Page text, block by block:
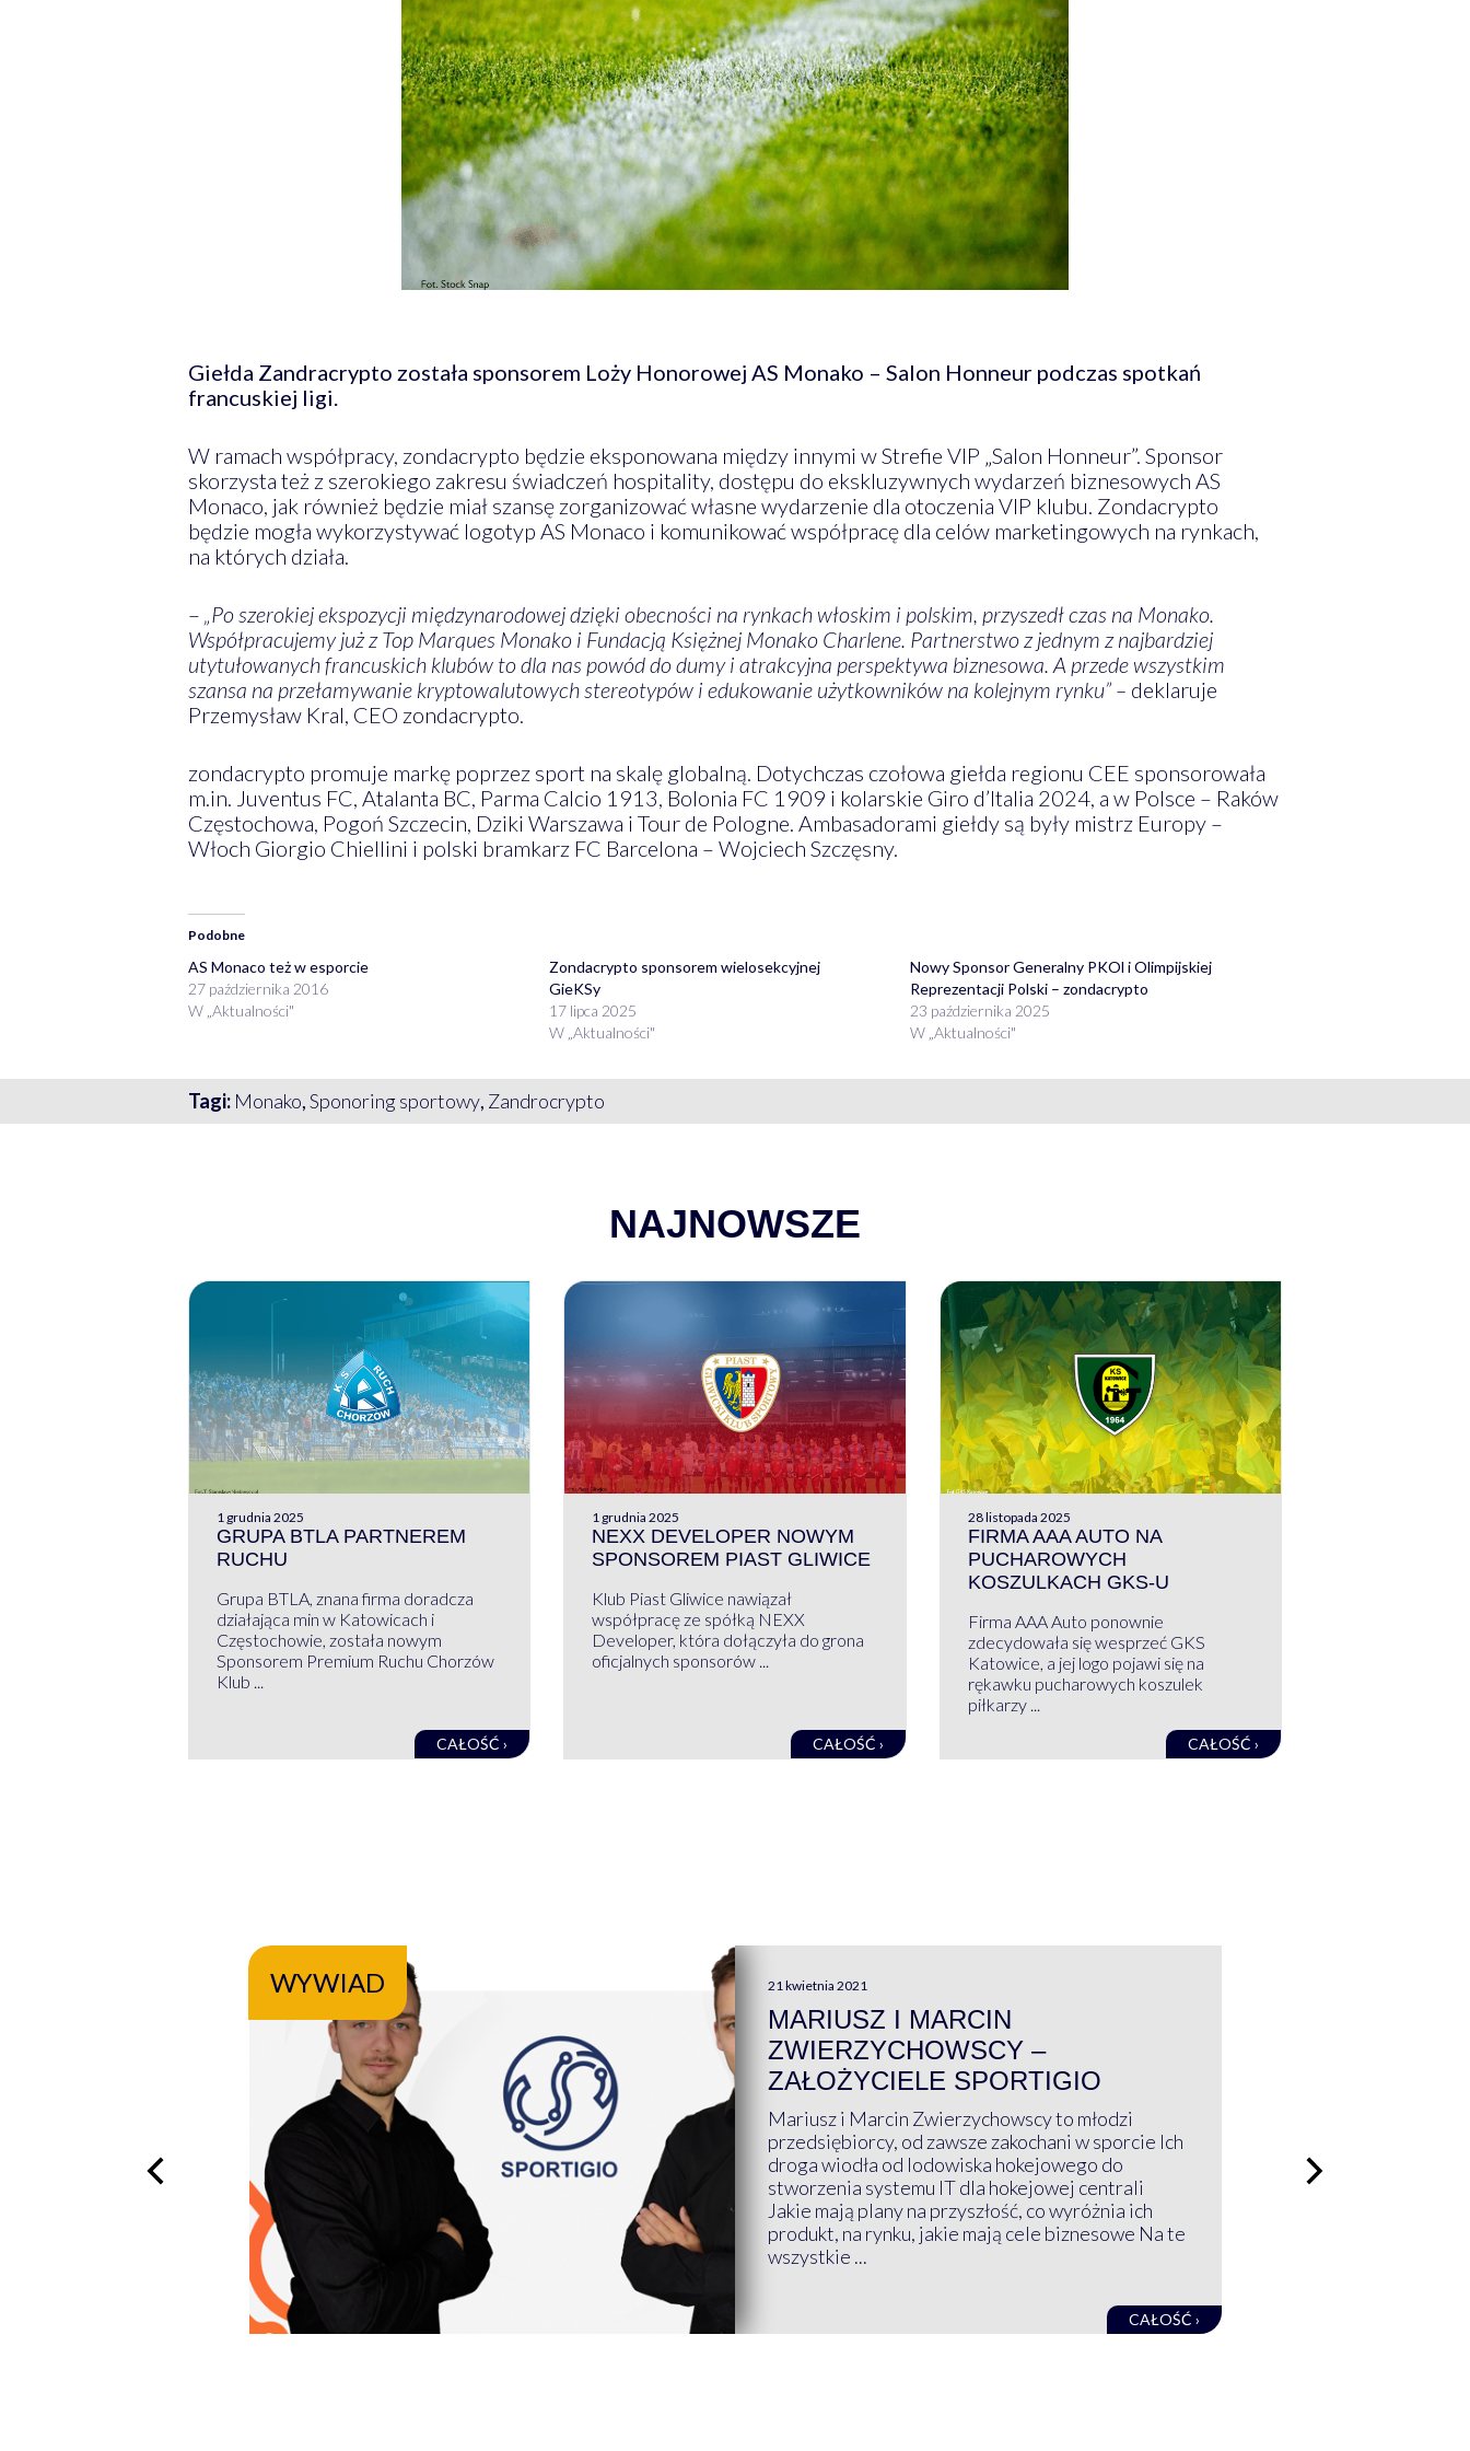
Giełda Zandracrypto została sponsorem Loży Honorowej AS Monako – Salon Honneur podczas spotkań
francuskiej ligi.
W ramach współpracy, zondacrypto będzie eksponowana między innymi w Strefie VIP „Salon Honneur”. Sponsor
skorzysta też z szerokiego zakresu świadczeń hospitality, dostępu do ekskluzywnych wydarzeń biznesowych AS
Monaco, jak również będzie miał szansę zorganizować własne wydarzenie dla otoczenia VIP klubu. Zondacrypto
będzie mogła wykorzystywać logotyp AS Monaco i komunikować współpracę dla celów marketingowych na rynkach,
na których działa.
– „Po szerokiej ekspozycji międzynarodowej dzięki obecności na rynkach włoskim i polskim, przyszedł czas na Monako.
Współpracujemy już z Top Marques Monako i Fundacją Księżnej Monako Charlene. Partnerstwo z jednym z najbardziej
utytułowanych francuskich klubów to dla nas powód do dumy i atrakcyjna perspektywa biznesowa. A przede wszystkim
szansa na przełamywanie kryptowalutowych stereotypów i edukowanie użytkowników na kolejnym rynku” – deklaruje
Przemysław Kral, CEO zondacrypto.
zondacrypto promuje markę poprzez sport na skalę globalną. Dotychczas czołowa giełda regionu CEE sponsorowała
m.in. Juventus FC, Atalanta BC, Parma Calcio 1913, Bolonia FC 1909 i kolarskie Giro d’Italia 2024, a w Polsce – Raków
Częstochowa, Pogoń Szczecin, Dziki Warszawa i Tour de Pologne. Ambasadorami giełdy są były mistrz Europy –
Włoch Giorgio Chiellini i polski bramkarz FC Barcelona – Wojciech Szczęsny.
Podobne
AS Monaco też w esporcie
27 października 2016
W „Aktualności"
Zondacrypto sponsorem wielosekcyjnej
GieKSy
17 lipca 2025
W „Aktualności"
Nowy Sponsor Generalny PKOl i Olimpijskiej
Reprezentacji Polski – zondacrypto
23 października 2025
W „Aktualności"
Tagi: Monako,Sponoring sportowy, Zandrocrypto
NAJNOWSZE
1 grudnia 2025
GRUPA BTLA PARTNEREM
RUCHU
Grupa BTLA, znana firma doradcza
działająca min w Katowicach i
Częstochowie, została nowym
Sponsorem Premium Ruchu Chorzów
Klub ...
CAŁOŚĆ ›
1 grudnia 2025
NEXX DEVELOPER NOWYM
SPONSOREM PIAST GLIWICE
Klub Piast Gliwice nawiązał
współpracę ze spółką NEXX
Developer, która dołączyła do grona
oficjalnych sponsorów ...
CAŁOŚĆ ›
28 listopada 2025
FIRMA AAA AUTO NA
PUCHAROWYCH
KOSZULKACH GKS-U
Firma AAA Auto ponownie
zdecydowała się wesprzeć GKS
Katowice, a jej logo pojawi się na
rękawku pucharowych koszulek
piłkarzy ...
CAŁOŚĆ ›
WYWIAD 21 kwietnia 2021
MARIUSZ I MARCIN
ZWIERZYCHOWSCY –
ZAŁOŻYCIELE SPORTIGIO
Mariusz i Marcin Zwierzychowscy to młodzi
przedsiębiorcy, od zawsze zakochani w sporcie Ich
droga wiodła od lodowiska hokejowego do
stworzenia systemu IT dla hokejowej centrali
Jakie mają plany na przyszłość, co wyróżnia ich
produkt, na rynku, jakie mają cele biznesowe Na te
wszystkie ...
CAŁOŚĆ ›